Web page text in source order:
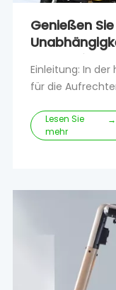
Genießen
Natur mit
Einleitung: In
für die
Bedeutung, aktiv
genießen.Für
Mobilitätsroller
Lesen Sie
mehr
→